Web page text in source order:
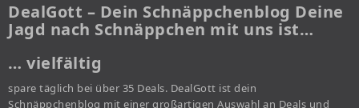
DealGott – Dein Schnäppchenblog Deine
Jagd nach Schnäppchen mit uns ist…
… vielfältig
spare täglich bei über 35 Deals. DealGott ist dein
Schnäppchenblog mit einer großartigen Auswahl an Deals und